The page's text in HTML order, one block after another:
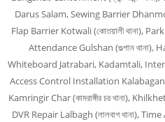
Darus Salam, Sewing Barrier
Flap Barrier Kotwali (কোতয়ালী থানা),
Attendance Gulshan (গুল্শান থানা),
Whiteboard Jatrabari, Kadamtali,
Access Control Installation Kalabagan
Kamringir Char (কামরাঙ্গীর চর থানা),
DVR Repair Lalbagh (লালবাগ থানা),